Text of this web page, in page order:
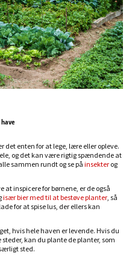
det enten for at lege, lære eller opleve.
og det kan være rigtig spændende at
sammen rundt og se på insekter og
at inspicere for børnene, er de også
især bier med til at bestøve planter , så
for at spise lus, der ellers kan
hvis hele haven er levende. Hvis du
kan du plante de planter, som
sted.